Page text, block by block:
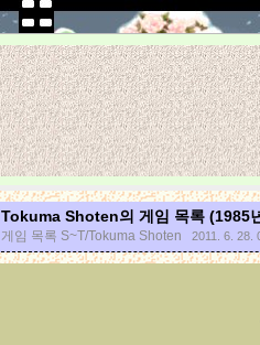
Tokuma Shoten의 게임 목록 (1985
게임 목록 S~T/Tokuma Shoten 2011. 6. 28.